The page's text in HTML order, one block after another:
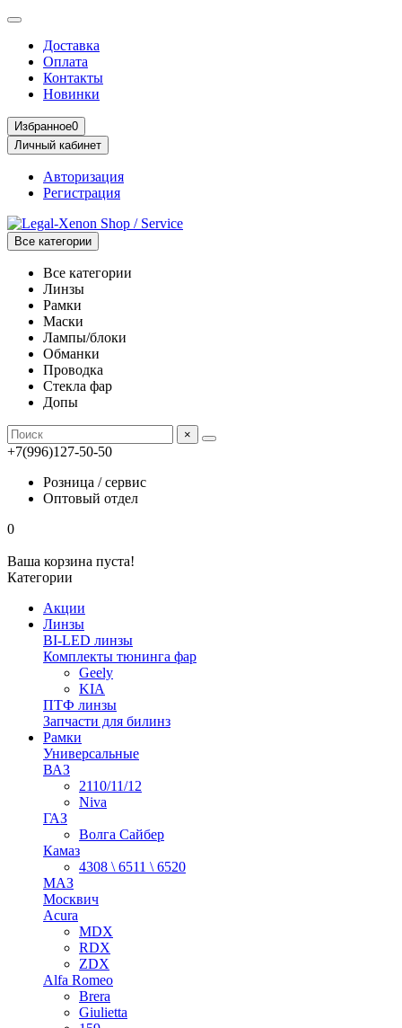
Доставка
Оплата
Контакты
Новинки
Избранное0
Личный кабинет
Авторизация
Регистрация
Все категории
Все категории
Линзы
Рамки
Маски
Лампы/блоки
Обманки
Проводка
Стекла фар
Допы
×
+7(996)127-50-50
Розница / сервис
Оптовый отдел
0
Ваша корзина пуста!
Категории
Акции
Линзы
BI-LED линзы
Комплекты тюнинга фар
Geely
KIA
ПТФ линзы
Запчасти для билинз
Рамки
Универсальные
ВАЗ
2110/11/12
Niva
ГАЗ
Волга Сайбер
Камаз
4308 \ 6511 \ 6520
МАЗ
Москвич
Acura
MDX
RDX
ZDX
Alfa Romeo
Brera
Giulietta